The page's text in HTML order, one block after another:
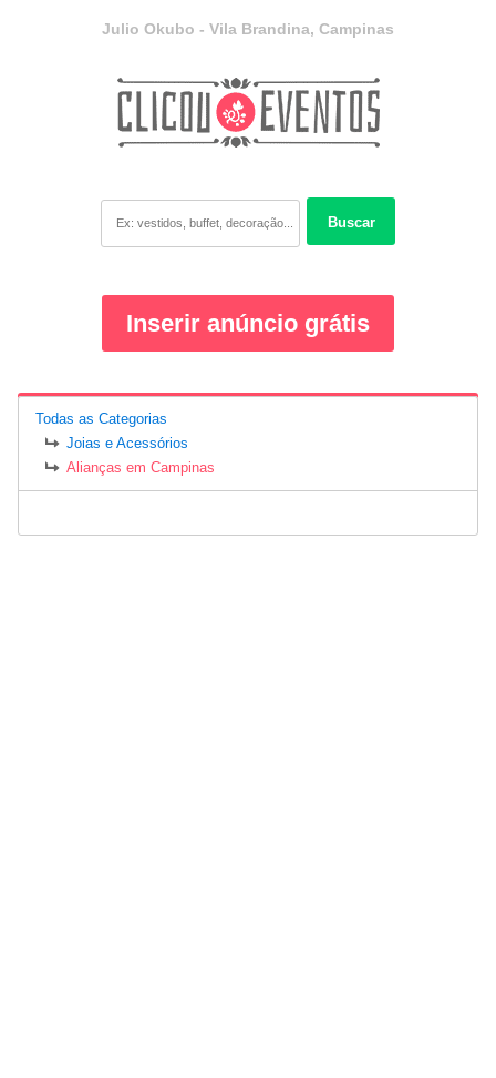
Julio Okubo - Vila Brandina, Campinas
Buscar
Inserir anúncio grátis
Todas as Categorias
Joias e Acessórios
Alianças em Campinas